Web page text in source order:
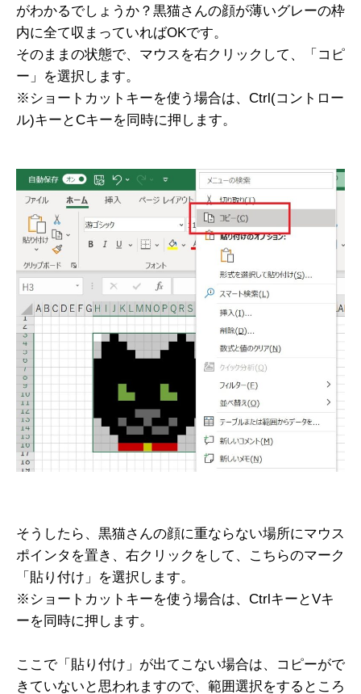
がわかるでしょうか？黒猫さんの顔が薄いグレーの枠
内に全て収まっていればOKです。
そのままの状態で、マウスを右クリックして、「コピ
ー」を選択します。
※ショートカットキーを使う場合は、Ctrl(コントロー
ル)キーとCキーを同時に押します。
そうしたら、黒猫さんの顔に重ならない場所にマウス
ポインタを置き、右クリックをして、こちらのマーク
「貼り付け」を選択します。
※ショートカットキーを使う場合は、CtrlキーとVキ
ーを同時に押します。
ここで「貼り付け」が出てこない場合は、コピーがで
きていないと思われますので、範囲選択をするところ